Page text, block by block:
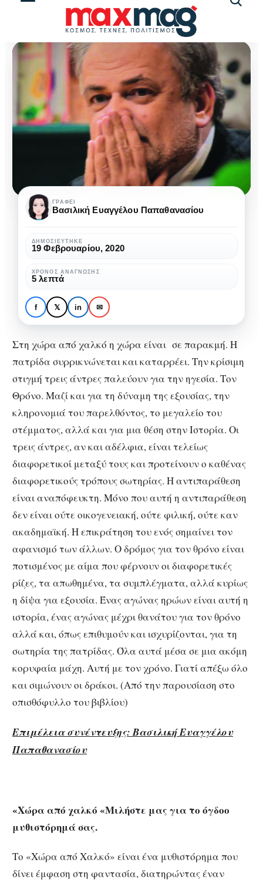
ΒΙΒΛΊΟ ΛΟΓΟΤΕΧΝΊΑ
Μιχάλης Σπέγγος: “Η χώρα
από χαλκό δίνει έμφαση
στη φαντασία”
Μιχάλης
Σπέγγος:
χώρα
από
χαλκό
δίνει
έμφαση
φαντασία”
ΓΡΆΦΕΙ
Βασιλική Ευαγγέλου Παπαθανασίου
ΔΗΜΟΣΙΕΎΤΗΚΕ
19 Φεβρουαρίου, 2020
ΧΡΌΝΟΣ ΑΝΆΓΝΩΣΗΣ
5 λεπτά
f 𝕏 in ✉
Στη χώρα από χαλκό η χώρα είναι σε παρακμή. Η
πατρίδα συρρικνώνεται και καταρρέει. Την κρίσιμη
στιγμή τρεις άντρες παλεύουν για την ηγεσία. Τον
Θρόνο. Μαζί και για τη δύναμη της εξουσίας, την
κληρονομιά του παρελθόντος, το μεγαλείο του
στέμματος, αλλά και για μια θέση στην Ιστορία. Οι
τρεις άντρες, αν και αδέλφια, είναι τελείως
διαφορετικοί μεταξύ τους και προτείνουν ο καθένας
διαφορετικούς τρόπους σωτηρίας. Η αντιπαράθεση
είναι αναπόφευκτη. Μόνο που αυτή η αντιπαράθεση
δεν είναι ούτε οικογενειακή, ούτε φιλική, ούτε καν
ακαδημαϊκή. Η επικράτηση του ενός σημαίνει τον
αφανισμό των άλλων. Ο δρόμος για τον θρόνο είναι
ποτισμένος με αίμα που φέρνουν οι διαφορετικές
ρίζες, τα απωθημένα, τα συμπλέγματα, αλλά κυρίως
η δίψα για εξουσία. Ένας αγώνας ηρώων είναι αυτή η
ιστορία, ένας αγώνας μέχρι θανάτου για τον θρόνο
αλλά και, όπως επιθυμούν και ισχυρίζονται, για τη
σωτηρία της πατρίδας. Όλα αυτά μέσα σε μια ακόμη
κορυφαία μάχη. Αυτή με τον χρόνο. Γιατί απέξω όλο
και σιμώνουν οι δράκοι. (Από την παρουσίαση στο
οπισθόφυλλο του βιβλίου)
Επιμέλεια συνέντευξης: Βασιλική Ευαγγέλου
Παπαθανασίου
«Χώρα από χαλκό «Μιλήστε μας για το όγδοο
μυθιστόρημά σας.
Το «Χώρα από Χαλκό» είναι ένα μυθιστόρημα που
δίνει έμφαση στη φαντασία, διατηρώντας έναν